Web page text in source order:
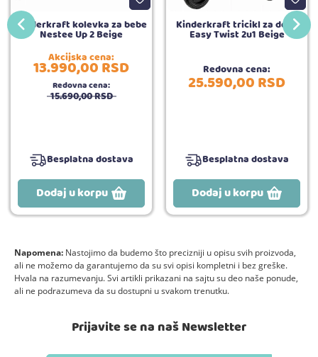
Kinderkraft kolevka za bebe
Nestee Up 2 Beige
Akcijska cena:
13.990,00RSD
Redovna cena:
15.690,00RSD
Besplatna dostava
Dodaj u korpu
Kinderkraft tricikl za decu
Easy Twist 2u1 Beige
Redovna cena:
25.590,00RSD
Besplatna dostava
Dodaj u korpu
Napomena: Nastojimo da budemo što precizniji u opisu svih proizvoda,
ali ne možemo da garantujemo da su svi opisi kompletni i bez greške.
Hvala na razumevanju. Svi artikli prikazani na sajtu su deo naše ponude,
ali ne podrazumeva da su dostupni u svakom trenutku.
Prijavite se na naš Newsletter